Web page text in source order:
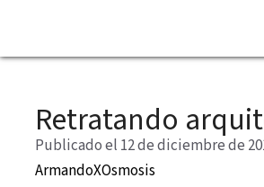
Saltar
contenidoRetratando
Publicado el 12 de diciembre de
ArmandoXOsmosis